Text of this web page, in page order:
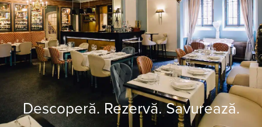
Descoperă. Rezervă. Savurează.